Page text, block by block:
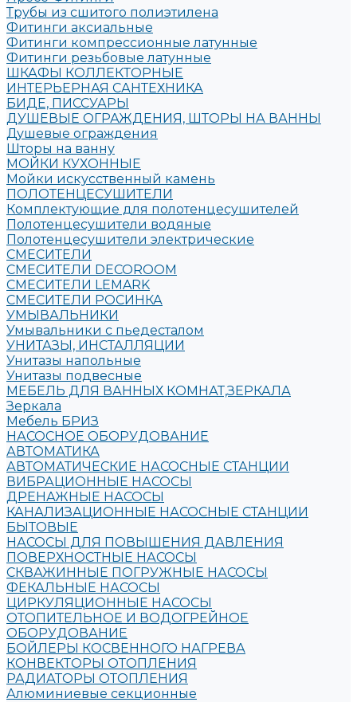
Трубы из сшитого полиэтилена
Фитинги аксиальные
Фитинги компрессионные латунные
Фитинги резьбовые латунные
ШКАФЫ КОЛЛЕКТОРНЫЕ
ИНТЕРЬЕРНАЯ САНТЕХНИКА
БИДЕ, ПИССУАРЫ
ДУШЕВЫЕ ОГРАЖДЕНИЯ, ШТОРЫ НА ВАННЫ
Душевые ограждения
Шторы на ванну
МОЙКИ КУХОННЫЕ
Мойки искусственный камень
ПОЛОТЕНЦЕСУШИТЕЛИ
Комплектующие для полотенцесушителей
Полотенцесушители водяные
Полотенцесушители электрические
СМЕСИТЕЛИ
СМЕСИТЕЛИ DECOROOM
СМЕСИТЕЛИ LEMARK
СМЕСИТЕЛИ РОСИНКА
УМЫВАЛЬНИКИ
Умывальники с пьедесталом
УНИТАЗЫ, ИНСТАЛЛЯЦИИ
Унитазы напольные
Унитазы подвесные
МЕБЕЛЬ ДЛЯ ВАННЫХ КОМНАТ,ЗЕРКАЛА
Зеркала
Мебель БРИЗ
НАСОСНОЕ ОБОРУДОВАНИЕ
АВТОМАТИКА
АВТОМАТИЧЕСКИЕ НАСОСНЫЕ СТАНЦИИ
ВИБРАЦИОННЫЕ НАСОСЫ
ДРЕНАЖНЫЕ НАСОСЫ
КАНАЛИЗАЦИОННЫЕ НАСОСНЫЕ СТАНЦИИ
БЫТОВЫЕ
НАСОСЫ ДЛЯ ПОВЫШЕНИЯ ДАВЛЕНИЯ
ПОВЕРХНОСТНЫЕ НАСОСЫ
СКВАЖИННЫЕ ПОГРУЖНЫЕ НАСОСЫ
ФЕКАЛЬНЫЕ НАСОСЫ
ЦИРКУЛЯЦИОННЫЕ НАСОСЫ
ОТОПИТЕЛЬНОЕ И ВОДОГРЕЙНОЕ
ОБОРУДОВАНИЕ
БОЙЛЕРЫ КОСВЕННОГО НАГРЕВА
КОНВЕКТОРЫ ОТОПЛЕНИЯ
РАДИАТОРЫ ОТОПЛЕНИЯ
Алюминиевые секционные